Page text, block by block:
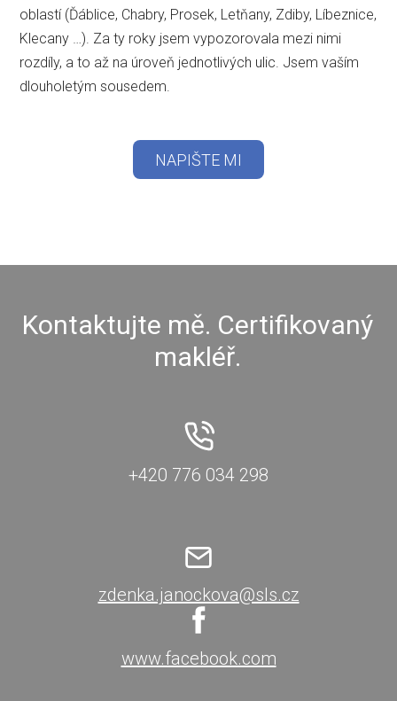
oblastí (Ďáblice, Chabry, Prosek, Letňany, Zdiby, Líbeznice,
Klecany …). Za ty roky jsem vypozorovala mezi nimi
rozdíly, a to až na úroveň jednotlivých ulic. Jsem vaším
dlouholetým sousedem.
NAPIŠTE MI
Kontaktujte mě. Certifikovaný
makléř.
+420 776 034 298
zdenka.janockova@sls.cz
www.facebook.com